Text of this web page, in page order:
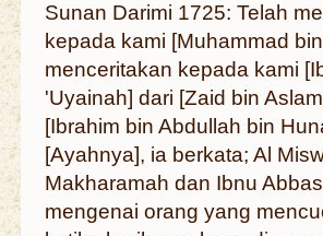
Sunan Darimi 1725: Telah
kepada kami [Muhammad
menceritakan kepada kami
'Uyainah] dari [Zaid bin
[Ibrahim bin Abdullah bin
[Ayahnya], ia berkata; Al
Makharamah dan Ibnu
mengenai orang yang